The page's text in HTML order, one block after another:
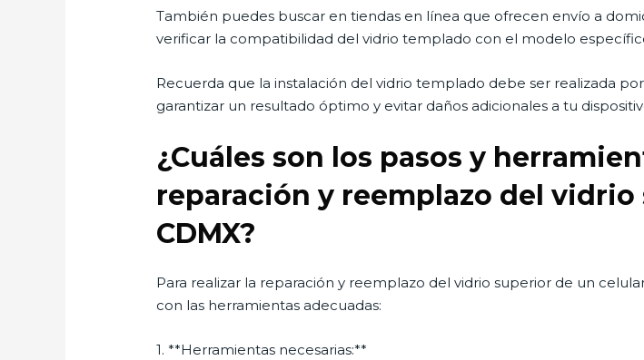
También puedes buscar en tiendas en línea que ofrecen envío a
verificar la compatibilidad del vidrio templado con el modelo
Recuerda que la instalación del vidrio templado debe ser realizada
garantizar un resultado óptimo y evitar daños adicionales a tu
¿Cuáles son los pasos y
reparación y reemplazo del
CDMX?
Para realizar la reparación y reemplazo del vidrio superior de un
con las herramientas adecuadas:
1. **Herramientas necesarias:**